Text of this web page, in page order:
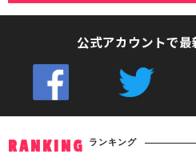
公式アカウントで最
RANKING ランキング